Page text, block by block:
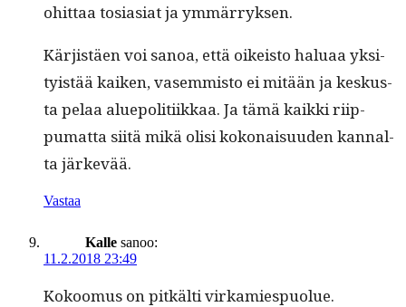
ohit­taa tosi­asi­at ja ymmärryksen.
Kär­jistäen voi sanoa, että oikeis­to halu­aa yksi­
ty­istää kaiken, vasem­mis­to ei mitään ja keskus­
ta pelaa alue­poli­ti­ikkaa. Ja tämä kaik­ki riip­
pumat­ta siitä mikä olisi kokon­aisu­u­den kannal­
ta järkevää.
Vastaa
Kalle sanoo:
11.2.2018 23:49
Kokoomus on pitkälti virkamiespuolue.